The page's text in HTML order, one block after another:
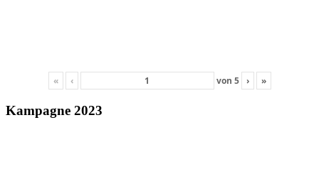
« ‹ von 5 › »
Kampagne 2023